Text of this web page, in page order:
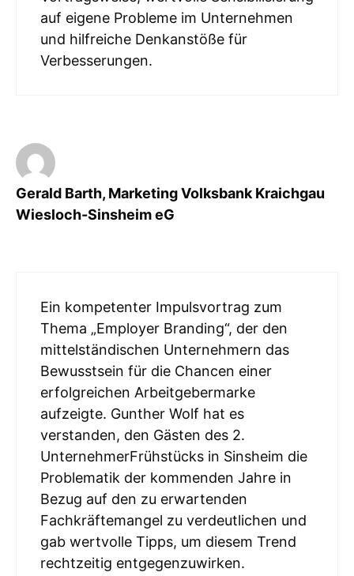
auf eigene Probleme im Unternehmen
und hilfreiche Denkanstöße für
Verbesserungen.
Gerald Barth, Marketing Volksbank Kraichgau
Wiesloch-Sinsheim eG
Ein kompetenter Impulsvortrag zum
Thema „Employer Branding“, der den
mittelständischen Unternehmern das
Bewusstsein für die Chancen einer
erfolgreichen Arbeitgebermarke
aufzeigte. Gunther Wolf hat es
verstanden, den Gästen des 2.
UnternehmerFrühstücks in Sinsheim die
Problematik der kommenden Jahre in
Bezug auf den zu erwartenden
Fachkräftemangel zu verdeutlichen und
gab wertvolle Tipps, um diesem Trend
rechtzeitig entgegenzuwirken.